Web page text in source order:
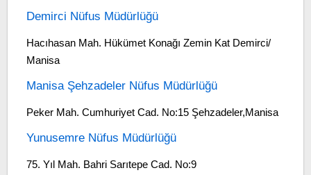
Demirci Nüfus Müdürlüğü
Hacıhasan Mah. Hükümet Konağı Zemin Kat Demirci/
Manisa
Manisa Şehzadeler Nüfus Müdürlüğü
Peker Mah. Cumhuriyet Cad. No:15 Şehzadeler,Manisa
Yunusemre Nüfus Müdürlüğü
75. Yıl Mah. Bahri Sarıtepe Cad. No:9